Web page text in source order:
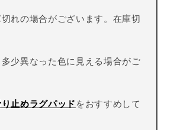
れの場合がございます。在庫切
少異なった色に見える場合がご
止めラグパッド をおすすめして